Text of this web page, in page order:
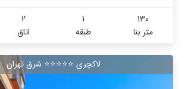
130
متر بنا
1
طبقه
2
اتاق
لاکچری ⭐️⭐️⭐️⭐️⭐ شرق تهران